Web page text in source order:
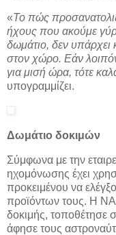
«Το πώς
ήχους που ακούμε
δωμάτιο, δεν υπάρχει
στον χώρο. Εάν λοιπόν
για μισή ώρα, τότε
υπογραμμίζει.
Δωμάτιο δοκιμών
Σύμφωνα με την
ηχομόνωσης έχει
προκειμένου να
προϊόντων τους. Η
δοκιμής, τοποθέτησε
άφησε τους